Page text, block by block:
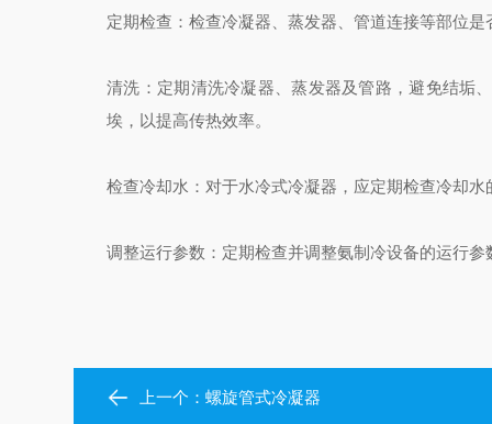
定期检查 ：检查冷凝器、蒸发器、管道连接等部位
清洗 ：定期清洗冷凝器、蒸发器及管路，避免结垢
埃，以提高传热效率。
检查冷却水 ：对于水冷式冷凝器，应定期检查冷却
调整运行参数 ：定期检查并调整氨制冷设备的运行
上一个：螺旋管式冷凝器